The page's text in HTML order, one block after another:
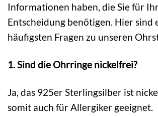
Informationen haben, die Sie für
Entscheidung benötigen. Hier sind
häufigsten Fragen zu unseren
1. Sind die Ohrringe nickelfrei?
Ja, das 925er Sterlingsilber ist
somit auch für Allergiker geeignet.